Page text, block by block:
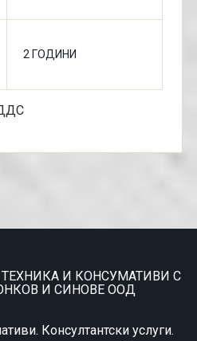
2 ГОДИНИ
ТЕХНИКА И КОНСУМАТИВИ С
И СИНОВЕ ООД
Консултантски услуги.